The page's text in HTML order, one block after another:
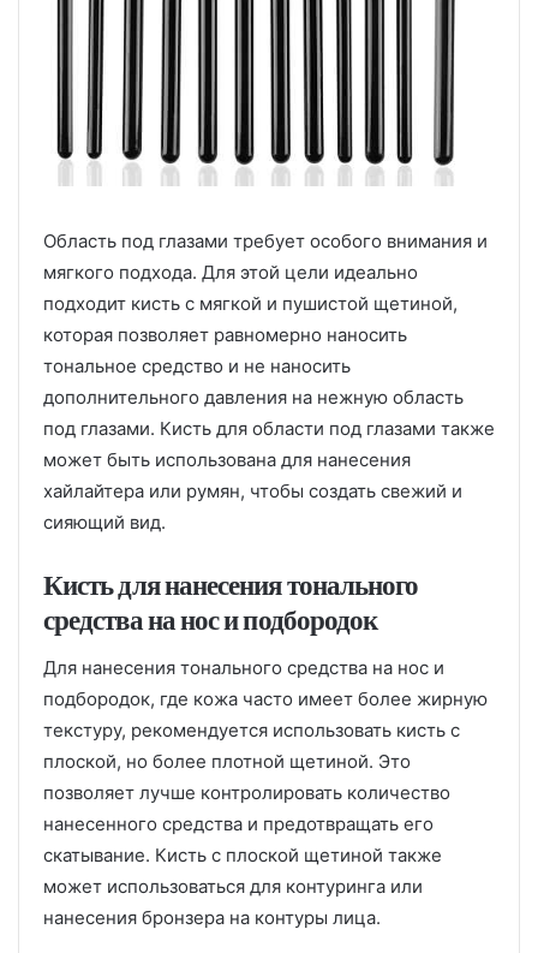
Область под глазами требует особого внимания и
мягкого подхода. Для этой цели идеально
подходит кисть с мягкой и пушистой щетиной,
которая позволяет равномерно наносить
тональное средство и не наносить
дополнительного давления на нежную область
под глазами. Кисть для области под глазами также
может быть использована для нанесения
хайлайтера или румян, чтобы создать свежий и
сияющий вид.
Кисть для нанесения тонального
средства на нос и подбородок
Для нанесения тонального средства на нос и
подбородок, где кожа часто имеет более жирную
текстуру, рекомендуется использовать кисть с
плоской, но более плотной щетиной. Это
позволяет лучше контролировать количество
нанесенного средства и предотвращать его
скатывание. Кисть с плоской щетиной также
может использоваться для контуринга или
нанесения бронзера на контуры лица.